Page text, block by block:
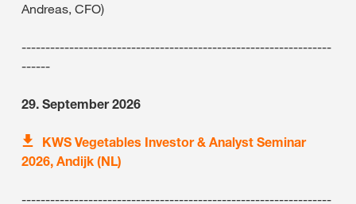
Andreas, CFO)
-----------------------------------------------------------------
------
29. September 2026
KWS Vegetables Investor & Analyst Seminar
2026, Andijk (NL)
-----------------------------------------------------------------